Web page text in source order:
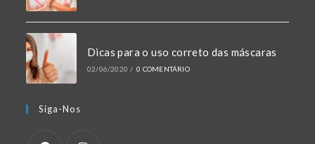
Dicas para o uso correto das máscaras
02/06/2020 / 0 COMENTÁRIO
Siga-Nos